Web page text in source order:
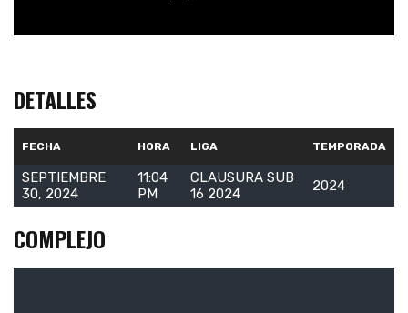
DETALLES
FECHA HORA LIGA TEMPORADA
SEPTIEMBRE
30, 2024
11:04
PM
CLAUSURA SUB
16 2024
2024
COMPLEJO